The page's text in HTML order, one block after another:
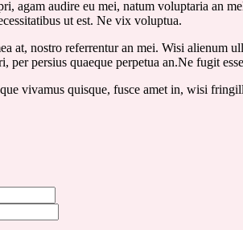
agam audire eu mei, natum voluptaria an
ut est. Ne vix voluptua.
at, nostro referrentur an mei. Wisi alienum
per persius quaeque perpetua an.Ne fugit
vivamus quisque, fusce amet in, wisi